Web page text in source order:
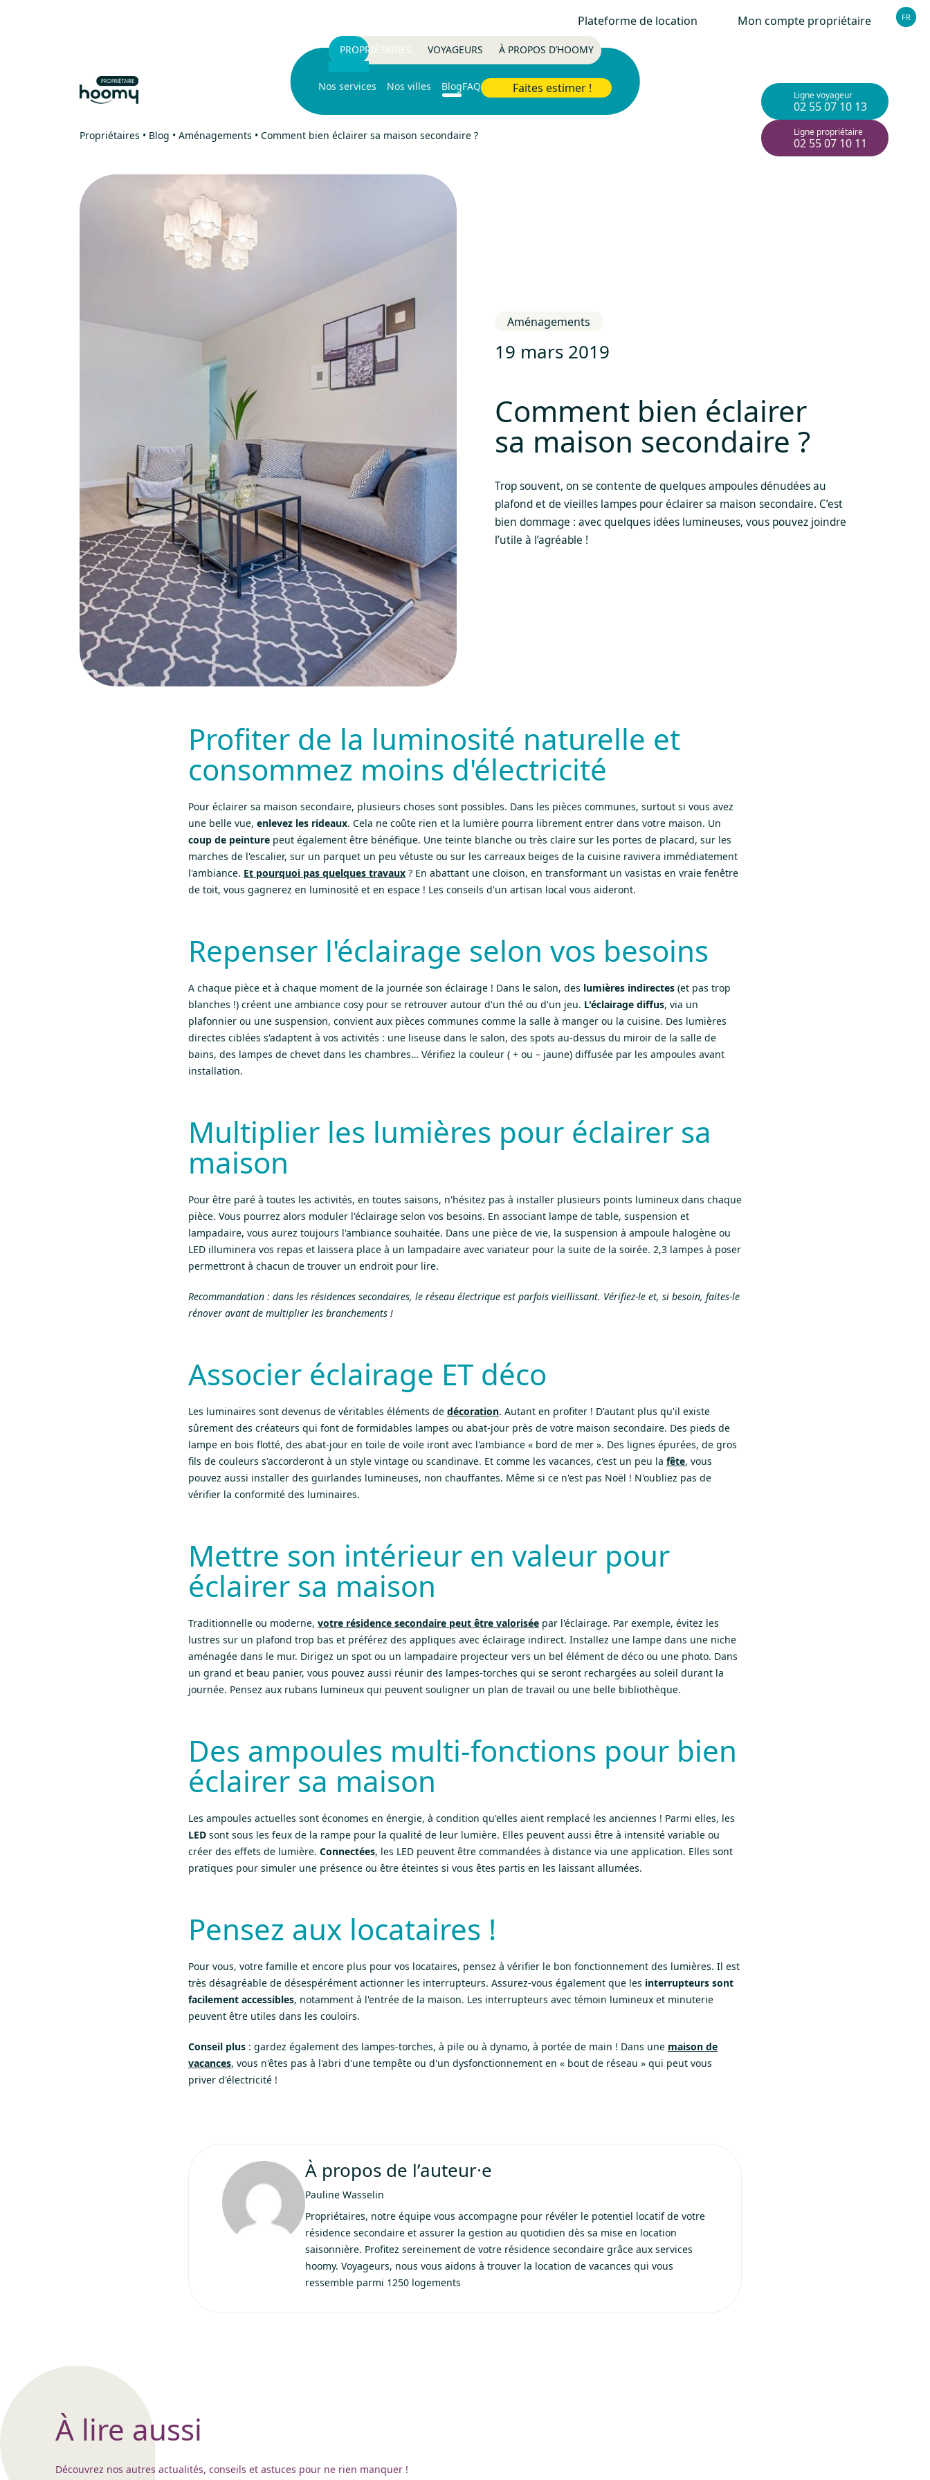
Plateforme de location Mon compte propriétaire FR
PROPRIÉTAIRES VOYAGEURS À PROPOS D’HOOMY
Nos services Nos villes BlogFAQ Faites estimer ! Ligne voyageur
02 55 07 10 13
Ligne propriétaire
02 55 07 10 11
Propriétaires • Blog • Aménagements • Comment bien éclairer sa maison secondaire ?
Aménagements
19 mars 2019
Comment bien éclairer
sa maison secondaire ?
Trop souvent, on se contente de quelques ampoules dénudées au
plafond et de vieilles lampes pour éclairer sa maison secondaire. C’est
bien dommage : avec quelques idées lumineuses, vous pouvez joindre
l’utile à l’agréable !
Profiter de la luminosité naturelle et
consommez moins d'électricité
Pour éclairer sa maison secondaire, plusieurs choses sont possibles. Dans les pièces communes, surtout si vous avez
une belle vue, enlevez les rideaux. Cela ne coûte rien et la lumière pourra librement entrer dans votre maison. Un
coup de peinture peut également être bénéfique. Une teinte blanche ou très claire sur les portes de placard, sur les
marches de l'escalier, sur un parquet un peu vétuste ou sur les carreaux beiges de la cuisine ravivera immédiatement
l'ambiance. Et pourquoi pas quelques travaux ? En abattant une cloison, en transformant un vasistas en vraie fenêtre
de toit, vous gagnerez en luminosité et en espace ! Les conseils d'un artisan local vous aideront.
Repenser l'éclairage selon vos besoins
A chaque pièce et à chaque moment de la journée son éclairage ! Dans le salon, des lumières indirectes (et pas trop
blanches !) créent une ambiance cosy pour se retrouver autour d'un thé ou d'un jeu. L'éclairage diffus, via un
plafonnier ou une suspension, convient aux pièces communes comme la salle à manger ou la cuisine. Des lumières
directes ciblées s'adaptent à vos activités : une liseuse dans le salon, des spots au-dessus du miroir de la salle de
bains, des lampes de chevet dans les chambres… Vérifiez la couleur ( + ou – jaune) diffusée par les ampoules avant
installation.
Multiplier les lumières pour éclairer sa
maison
Pour être paré à toutes les activités, en toutes saisons, n'hésitez pas à installer plusieurs points lumineux dans chaque
pièce. Vous pourrez alors moduler l'éclairage selon vos besoins. En associant lampe de table, suspension et
lampadaire, vous aurez toujours l'ambiance souhaitée. Dans une pièce de vie, la suspension à ampoule halogène ou
LED illuminera vos repas et laissera place à un lampadaire avec variateur pour la suite de la soirée. 2,3 lampes à poser
permettront à chacun de trouver un endroit pour lire.
Recommandation : dans les résidences secondaires, le réseau électrique est parfois vieillissant. Vérifiez-le et, si besoin, faites-le
rénover avant de multiplier les branchements !
Associer éclairage ET déco
Les luminaires sont devenus de véritables éléments de décoration. Autant en profiter ! D'autant plus qu'il existe
sûrement des créateurs qui font de formidables lampes ou abat-jour près de votre maison secondaire. Des pieds de
lampe en bois flotté, des abat-jour en toile de voile iront avec l'ambiance « bord de mer ». Des lignes épurées, de gros
fils de couleurs s'accorderont à un style vintage ou scandinave. Et comme les vacances, c'est un peu la fête, vous
pouvez aussi installer des guirlandes lumineuses, non chauffantes. Même si ce n'est pas Noël ! N'oubliez pas de
vérifier la conformité des luminaires.
Mettre son intérieur en valeur pour
éclairer sa maison
Traditionnelle ou moderne, votre résidence secondaire peut être valorisée par l'éclairage. Par exemple, évitez les
lustres sur un plafond trop bas et préférez des appliques avec éclairage indirect. Installez une lampe dans une niche
aménagée dans le mur. Dirigez un spot ou un lampadaire projecteur vers un bel élément de déco ou une photo. Dans
un grand et beau panier, vous pouvez aussi réunir des lampes-torches qui se seront rechargées au soleil durant la
journée. Pensez aux rubans lumineux qui peuvent souligner un plan de travail ou une belle bibliothèque.
Des ampoules multi-fonctions pour bien
éclairer sa maison
Les ampoules actuelles sont économes en énergie, à condition qu'elles aient remplacé les anciennes ! Parmi elles, les
LED sont sous les feux de la rampe pour la qualité de leur lumière. Elles peuvent aussi être à intensité variable ou
créer des effets de lumière. Connectées, les LED peuvent être commandées à distance via une application. Elles sont
pratiques pour simuler une présence ou être éteintes si vous êtes partis en les laissant allumées.
Pensez aux locataires !
Pour vous, votre famille et encore plus pour vos locataires, pensez à vérifier le bon fonctionnement des lumières. Il est
très désagréable de désespérément actionner les interrupteurs. Assurez-vous également que les interrupteurs sont
facilement accessibles, notamment à l'entrée de la maison. Les interrupteurs avec témoin lumineux et minuterie
peuvent être utiles dans les couloirs.
Conseil plus : gardez également des lampes-torches, à pile ou à dynamo, à portée de main ! Dans une maison de
vacances, vous n'êtes pas à l'abri d'une tempête ou d'un dysfonctionnement en « bout de réseau » qui peut vous
priver d'électricité !
À propos de l’auteur·e
Pauline Wasselin
Propriétaires, notre équipe vous accompagne pour révéler le potentiel locatif de votre
résidence secondaire et assurer la gestion au quotidien dès sa mise en location
saisonnière. Profitez sereinement de votre résidence secondaire grâce aux services
hoomy. Voyageurs, nous vous aidons à trouver la location de vacances qui vous
ressemble parmi 1250 logements
À lire aussi
Découvrez nos autres actualités, conseils et astuces pour ne rien manquer !